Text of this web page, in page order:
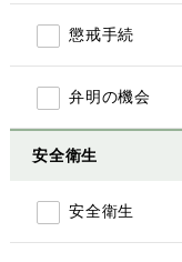
懲戒手続
弁明の機会
安全衛生
安全衛生